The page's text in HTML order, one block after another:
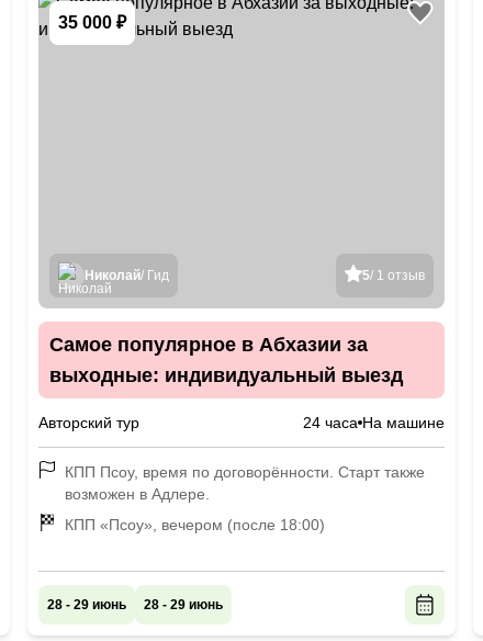
35 000 ₽
5/ 1 отзыв
Николай/ Гид
Самое популярное в Абхазии за
выходные: индивидуальный выезд
Авторский тур 24 часа На машине
КПП Псоу, время по договорённости. Старт также
возможен в Адлере.
КПП «Псоу», вечером (после 18:00)
28 - 29 июнь 28 - 29 июнь